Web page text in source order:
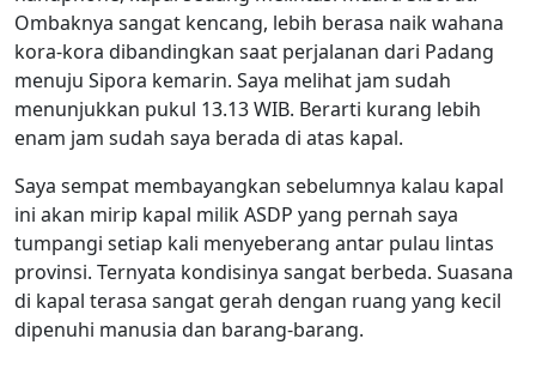
Ombaknya sangat kencang, lebih berasa naik wahana
kora-kora dibandingkan saat perjalanan dari Padang
menuju Sipora kemarin. Saya melihat jam sudah
menunjukkan pukul 13.13 WIB. Berarti kurang lebih
enam jam sudah saya berada di atas kapal.
Saya sempat membayangkan sebelumnya kalau kapal
ini akan mirip kapal milik ASDP yang pernah saya
tumpangi setiap kali menyeberang antar pulau lintas
provinsi. Ternyata kondisinya sangat berbeda. Suasana
di kapal terasa sangat gerah dengan ruang yang kecil
dipenuhi manusia dan barang-barang.